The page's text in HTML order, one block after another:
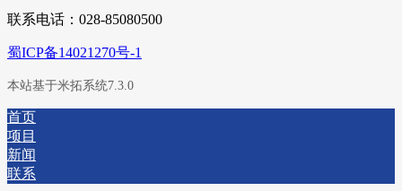
联系电话：028-85080500
蜀ICP备14021270号-1
本站基于米拓系统7.3.0
首页
项目
新闻
联系